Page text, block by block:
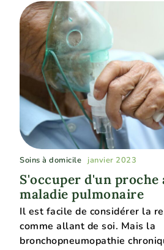
Soins à domicile janvier 2023
S'occuper d'un
maladie pulmonaire
Il est facile de considérer la
comme allant de soi. Mais la
bronchopneumopathie